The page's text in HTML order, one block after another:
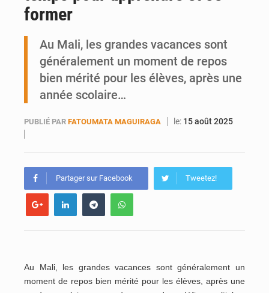
AfroBasket U18 : Le Mali défend sa double couronne à Abidjan
former
Au Mali, les grandes vacances sont
généralement un moment de repos
bien mérité pour les élèves, après une
année scolaire…
PUBLIÉ PAR FATOUMATA MAGUIRAGA le: 15 août 2025
Partager sur Facebook Tweetez!
Au Mali, les grandes vacances sont généralement un
moment de repos bien mérité pour les élèves, après une